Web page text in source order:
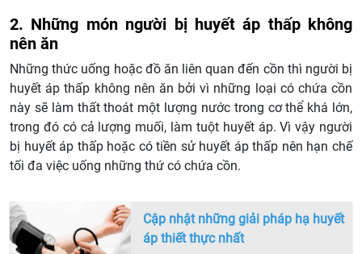
2. Những món người bị huyết áp thấp không
nên ăn
Những thức uống hoặc đồ ăn liên quan đến cồn thì người bị
huyết áp thấp không nên ăn bởi vì những loại có chứa cồn
này sẽ làm thất thoát một lượng nước trong cơ thể khá lớn,
trong đó có cả lượng muối, làm tuột huyết áp. Vì vậy người
bị huyết áp thấp hoặc có tiền sử huyết áp thấp nên hạn chế
tối đa việc uống những thứ có chứa cồn.
Cập nhật những giải pháp hạ huyết
áp thiết thực nhất